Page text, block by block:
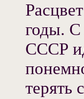
годы. С
СССР
терять